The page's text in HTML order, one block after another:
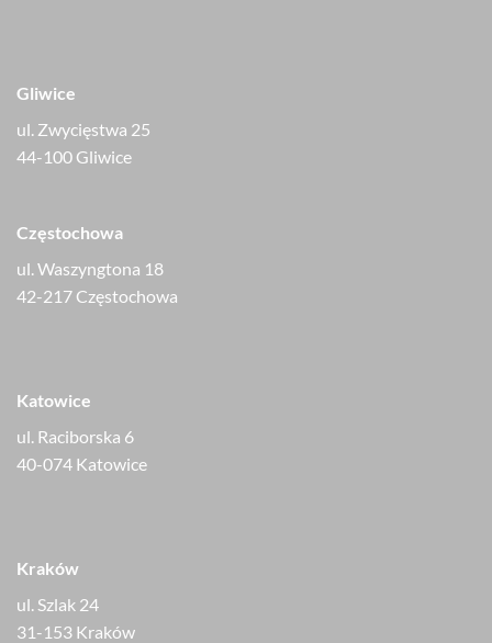
Gliwice
ul. Zwycięstwa 25
44-100 Gliwice
Częstochowa
ul. Waszyngtona 18
42-217 Częstochowa
Katowice
ul. Raciborska 6
40-074 Katowice
Kraków
ul. Szlak 24
31-153 Kraków